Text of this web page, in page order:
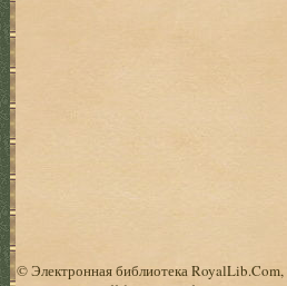
© Электронная библиотека